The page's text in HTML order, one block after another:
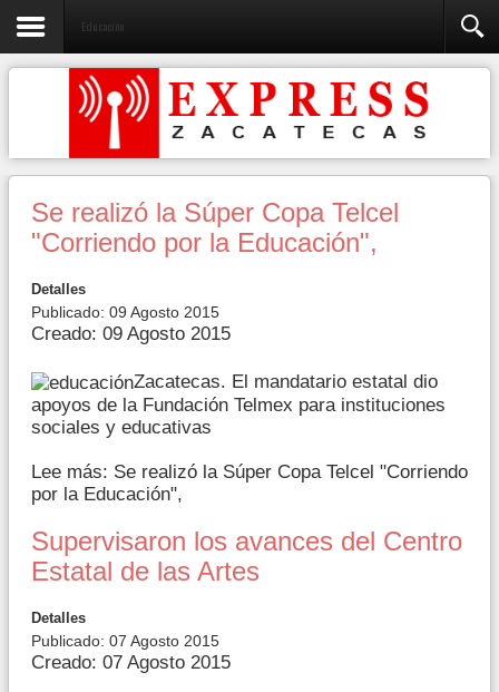
Educación
Se realizó la Súper Copa Telcel
"Corriendo por la Educación",
Detalles
Publicado: 09 Agosto 2015
Creado: 09 Agosto 2015
Zacatecas. El mandatario estatal dio
apoyos de la Fundación Telmex para instituciones
sociales y educativas
Lee más: Se realizó la Súper Copa Telcel "Corriendo
por la Educación",
Supervisaron los avances del Centro
Estatal de las Artes
Detalles
Publicado: 07 Agosto 2015
Creado: 07 Agosto 2015